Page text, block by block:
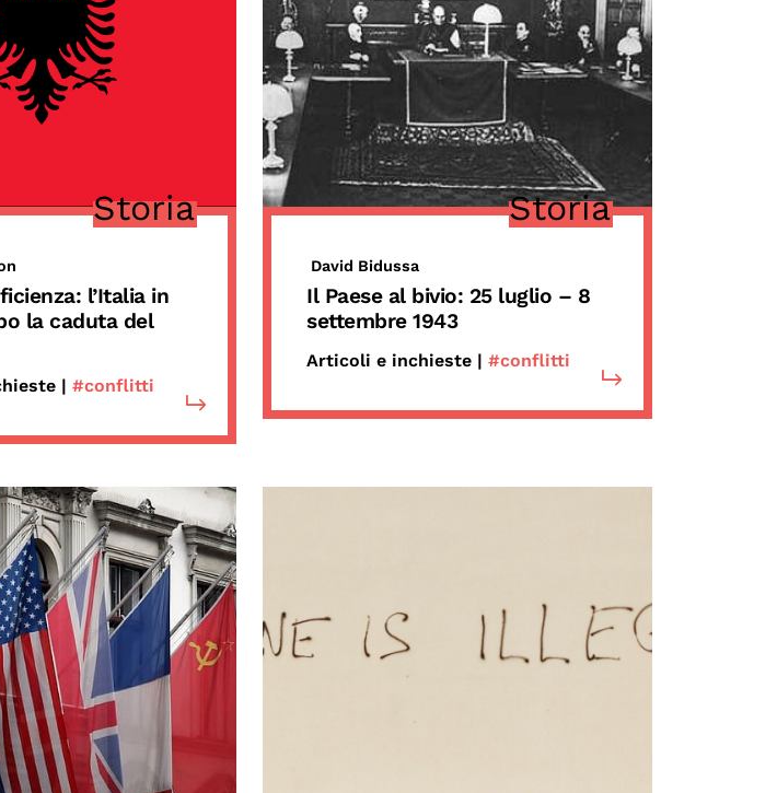
Storia
l’Italia in
la caduta del
| #conflitti
Storia
David Bidussa
Il Paese al bivio: 25 luglio – 8
settembre 1943
Articoli e inchieste | #conflitti